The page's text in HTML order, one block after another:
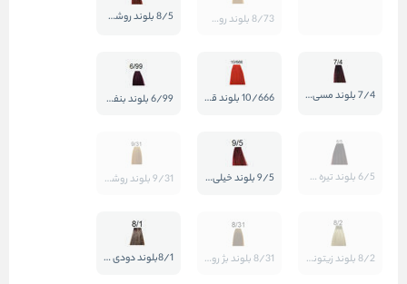
8/73 بلوند روشن نسکافه ای
8/5 بلوند روشن ماهگونی بنفش
7/4 بلوند مسی متوسط 10/666 بلوند قرمز خیلی روشن 6/99 بلوند بنفش تیره
6/5 بلوند تیره ماهگونی بنفش 9/5 بلوند خیلی روشن ماهگونی بنفش 9/31 بلوند روشن بژ
8/2 بلوند زیتونی روشن 8/31 بلوند بژ روشن 8/1بلوند دودی روشن